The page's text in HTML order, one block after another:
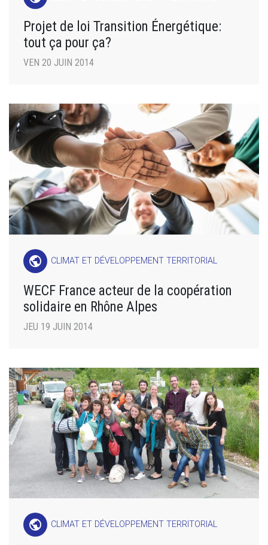
Projet de loi Transition Énergétique:
tout ça pour ça?
VEN 20 JUIN 2014
public CLIMAT ET DÉVELOPPEMENT TERRITORIAL
WECF France acteur de la coopération
solidaire en Rhône Alpes
JEU 19 JUIN 2014
public CLIMAT ET DÉVELOPPEMENT TERRITORIAL